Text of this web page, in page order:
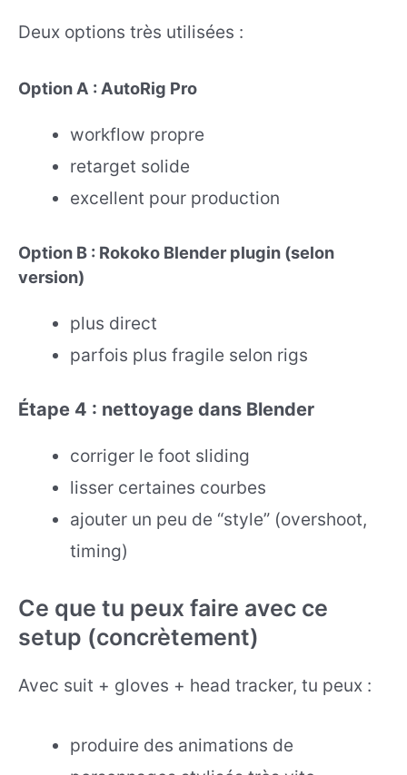
Deux options très utilisées :
Option A : AutoRig Pro
workflow propre
retarget solide
excellent pour production
Option B : Rokoko Blender plugin (selon
version)
plus direct
parfois plus fragile selon rigs
Étape 4 : nettoyage dans Blender
corriger le foot sliding
lisser certaines courbes
ajouter un peu de “style” (overshoot,
timing)
Ce que tu peux faire avec ce
setup (concrètement)
Avec suit + gloves + head tracker, tu peux :
produire des animations de